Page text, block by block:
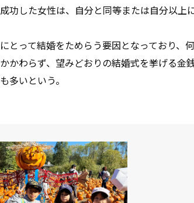
功した女性は、自分と同等または自分以上
とって結婚をためらう要因となっており、
かわらず、望みどおりの結婚式を挙げる金
多いという。